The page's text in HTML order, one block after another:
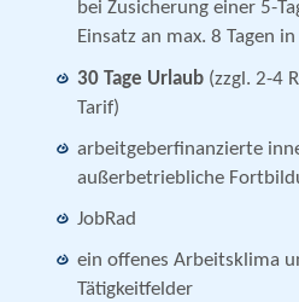
bei Zusicherung einer 5-
Einsatz an max. 8 Tagen
30 Tage Urlaub (zzgl. 2-4
Tarif)
arbeitgeberfinanzierte
außerbetriebliche
JobRad
ein offenes Arbeitsklima
Tätigkeitfelder